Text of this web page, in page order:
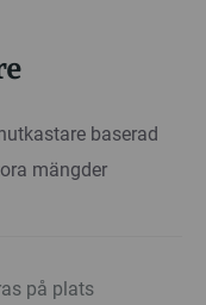
baserad
mängder
på plats